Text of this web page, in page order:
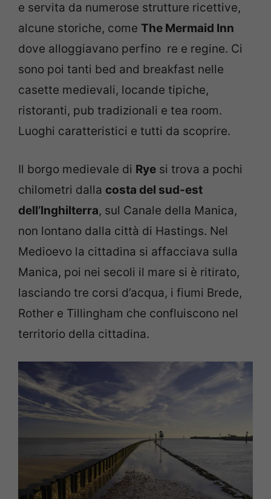
e servita da numerose strutture ricettive,
alcune storiche, come The Mermaid Inn
dove alloggiavano perfino re e regine. Ci
sono poi tanti bed and breakfast nelle
casette medievali, locande tipiche,
ristoranti, pub tradizionali e tea room.
Luoghi caratteristici e tutti da scoprire.
Il borgo medievale di Rye si trova a pochi
chilometri dalla costa del sud-est
dell’Inghilterra, sul Canale della Manica,
non lontano dalla città di Hastings. Nel
Medioevo la cittadina si affacciava sulla
Manica, poi nei secoli il mare si è ritirato,
lasciando tre corsi d’acqua, i fiumi Brede,
Rother e Tillingham che confluiscono nel
territorio della cittadina.